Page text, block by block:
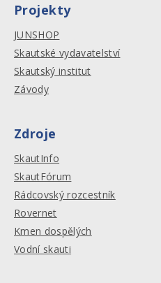
Projekty
JUNSHOP
Skautské vydavatelství
Skautský institut
Závody
Zdroje
SkautInfo
SkautFórum
Rádcovský rozcestník
Rovernet
Kmen dospělých
Vodní skauti